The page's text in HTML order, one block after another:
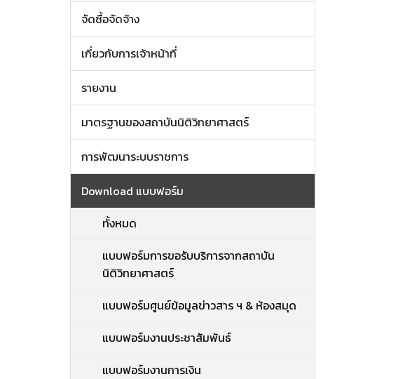
จัดซื้อจัดจ้าง
เกี่ยวกับการเจ้าหน้าที่
รายงาน
มาตรฐานของสถาบันนิติวิทยาศาสตร์
การพัฒนาระบบราชการ
Download แบบฟอร์ม
ทั้งหมด
แบบฟอร์มการขอรับบริการจากสถาบัน
นิติวิทยาศาสตร์
แบบฟอร์มศูนย์ข้อมูลข่าวสาร ฯ & ห้องสมุด
แบบฟอร์มงานประชาสัมพันธ์
แบบฟอร์มงานการเงิน